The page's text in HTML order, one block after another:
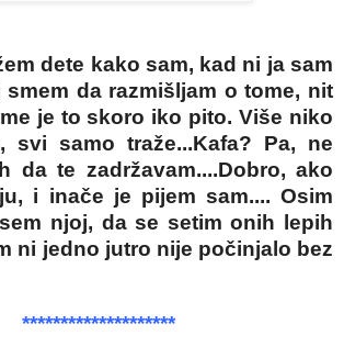
dete kako sam, kad ni ja sam
smem da razmišljam o tome, nit
je to skoro iko pito. Više niko
svi samo traže...Kafa? Pa, ne
da te zadržavam....Dobro, ako
i inače je pijem sam.... Osim
njoj, da se setim onih lepih
ni jedno jutro nije počinjalo bez
********************